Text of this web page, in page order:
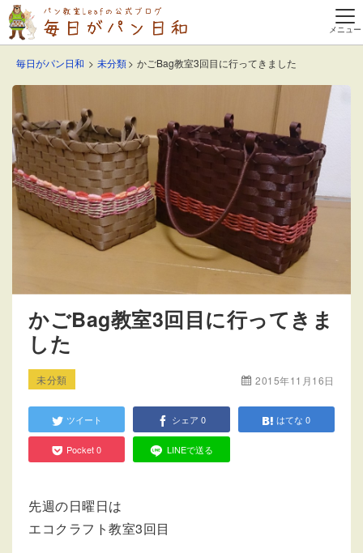
毎日がパン日和 未分類 かごBag教室3回目に行ってきました
かごBag教室3回目に行ってきま
した
未分類 2015年11月16日
ツイート シェア 0 はてな 0
Pocket0 LINEで送る
先週の日曜日は
エコクラフト教室3回目